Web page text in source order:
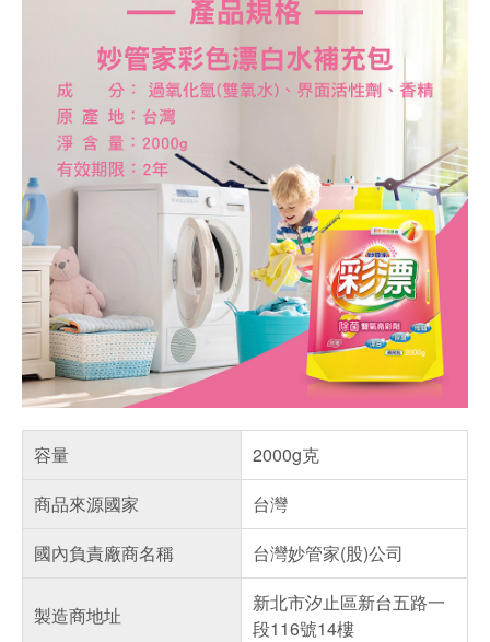
容量
2000g克
商品來源國家
台灣
國內負責廠商名稱
台灣妙管家(股)公司
製造商地址
新北市汐止區新台五路一
段116號14樓